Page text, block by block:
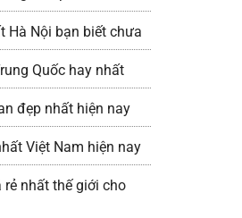
Hà Nội bạn biết chưa
Quốc hay nhất
đẹp nhất hiện nay
Việt Nam hiện nay
nhất thế giới cho